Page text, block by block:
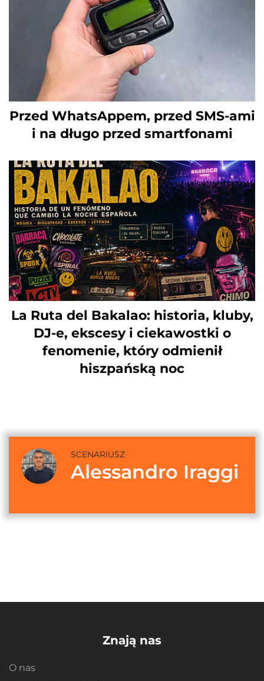
Przed WhatsAppem, przed SMS-ami
i na długo przed smartfonami
La Ruta del Bakalao: historia, kluby,
DJ-e, ekscesy i ciekawostki o
fenomenie, który odmienił
hiszpańską noc
SCENARIUSZ
Alessandro Iraggi
Znają nas
O nas